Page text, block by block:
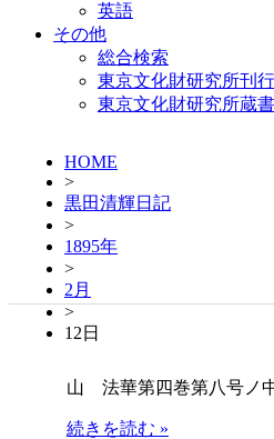
英語
その他
総合検索
東京文化財研究所刊
東京文化財研究所蔵書
HOME
>
黒田清輝日記
>
1895年
>
2月
>
12日
山 法華第四巻第八号ノ
続きを読む »